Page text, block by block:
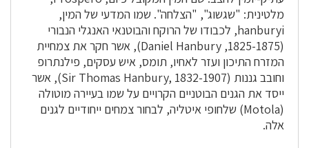
מלטינית: "שגשוג", "הצלחה". שמו המדעי של המין,
hanburyi, לכבודו של הרוקח והבוטנאי האנגלי הנבורי
(Daniel Hanbury ,1825-1875), אשר חקר את צמחיית
המזרח התיכון ועזר לאחיו, תומס, איש עסקים, פילנתרופ
וחובב גננות (Sir Thomas Hanbury, 1832-1907), אשר
ייסד את הגנים הבוטניים הקרויים על שמו בעיירה מוטולה
(Motola) שלחופי איטליה, לבחור צמחים ייחודיים לגנים
אלה.